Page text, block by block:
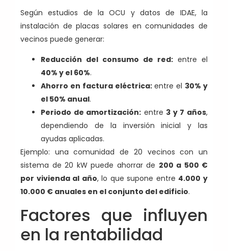
Según estudios de la OCU y datos de IDAE, la
instalación de placas solares en comunidades de
vecinos puede generar:
Reducción del consumo de red: entre el
40% y el 60%.
Ahorro en factura eléctrica:entre el 30% y
el 50% anual.
Periodo de amortización: entre 3 y 7 años,
dependiendo de la inversión inicial y las
ayudas aplicadas.
Ejemplo: una comunidad de 20 vecinos con un
sistema de 20 kW puede ahorrar de 200 a 500 €
por vivienda al año, lo que supone entre 4.000 y
10.000 € anuales en el conjunto del edificio.
Factores que influyen
en la rentabilidad